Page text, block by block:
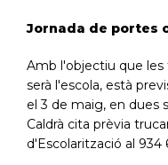
Jornada de portes
Amb l'objectiu que
serà l'escola, està
el 3 de maig, en dues
Caldrà cita prèvia
d'Escolarització al 934